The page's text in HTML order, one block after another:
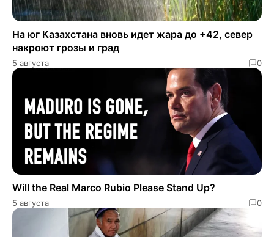
На юг Казахстана вновь идет жара до +42, север
накроют грозы и град
5 августа 0
Will the Real Marco Rubio Please Stand Up?
5 августа 0